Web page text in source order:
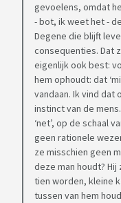
gevoelens, omdat
- bot, ik weet het -
Degene die blijft
consequenties. Dat
eigenlijk ook best:
hem ophoudt: dat
vandaan. Ik vind dat
instinct van de
‘net’, op de schaal
geen rationele
ze misschien geen
deze man houdt?
tien worden, kleine
tussen van hem